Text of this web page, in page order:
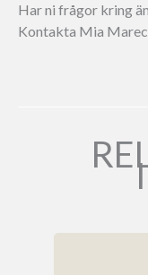
Har ni frågor kring
Kontakta Mia